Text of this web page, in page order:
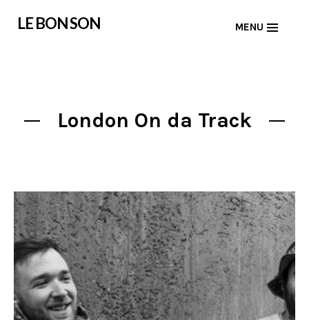
LE BON SON MENU
London On da Track